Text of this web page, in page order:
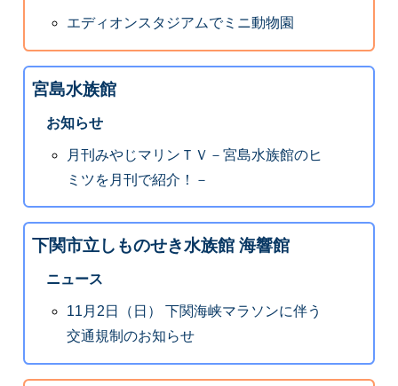
エディオンスタジアムでミニ動物園
宮島水族館
お知らせ
月刊みやじマリンＴＶ－宮島水族館のヒ
ミツを月刊で紹介！－
下関市立しものせき水族館 海響館
ニュース
11月2日（日） 下関海峡マラソンに伴う
交通規制のお知らせ